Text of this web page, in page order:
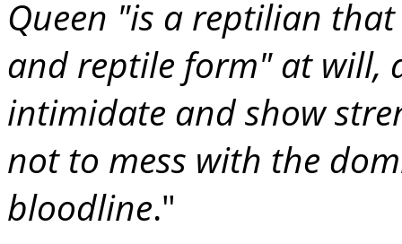
Queen "is a reptilian
and reptile form" at will,
intimidate and show
not to mess with the
bloodline."